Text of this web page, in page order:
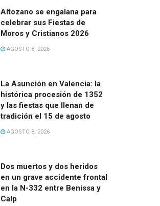
Altozano se engalana para
celebrar sus Fiestas de
Moros y Cristianos 2026
AGOSTO 8, 2026
La Asunción en Valencia: la
histórica procesión de 1352
y las fiestas que llenan de
tradición el 15 de agosto
AGOSTO 8, 2026
Dos muertos y dos heridos
en un grave accidente frontal
en la N-332 entre Benissa y
Calp